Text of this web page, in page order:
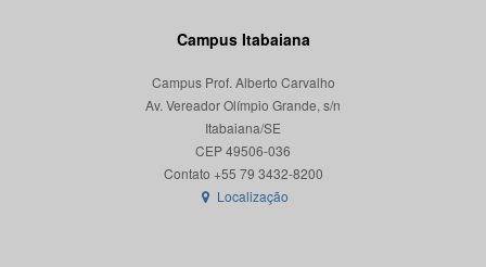
Campus Itabaiana
Campus Prof. Alberto Carvalho
Av. Vereador Olímpio Grande, s/n
Itabaiana/SE
CEP 49506-036
Localização